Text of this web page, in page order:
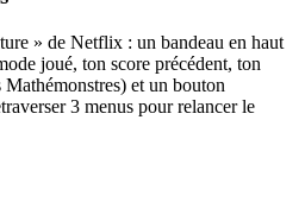
» de Netflix : un bandeau en haut
joué, ton score précédent, ton
et un bouton
3 menus pour relancer le